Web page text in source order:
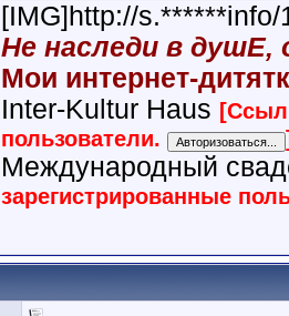
[IMG]http://
Не наследи в
Мои интернет-
Inter-Kultur Haus
пользователи.
Международный
зарегистрированные